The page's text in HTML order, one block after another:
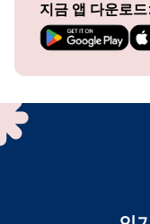
지금 앱 다운로드: